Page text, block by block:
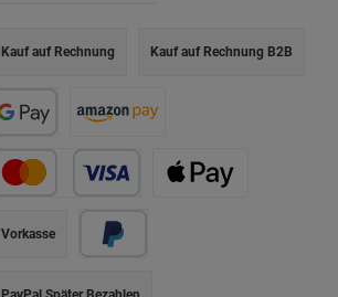
Vorkasse
Kauf auf Rechnung Kauf auf Rechnung B2B